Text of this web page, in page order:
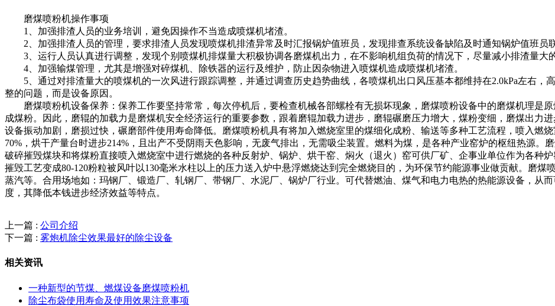
磨煤喷粉机操作事项
1、加强排渣人员的业务培训，避免因操作不当造成喷煤机堵渣。
2、加强排渣人员的管理，要求排渣人员发现喷煤机排渣异常及时汇报锅炉值班员，发现排查系统设备缺陷及时通知锅炉值班员
3、运行人员认真进行调整，发现个别喷煤机排煤量大积极协调各磨煤机出力，在不影响机组负荷的情况下，尽量减小排渣量大的
4、加强输煤管理，尤其是增强对碎煤机、除铁器的运行及维护，防止因杂物进入喷煤机造成喷煤机堵渣。
5、通过对排渣量大的喷煤机的一次风进行跟踪调整，并通过调查历史趋势曲线，各喷煤机出口风压基本都维持在2.0kPa左右，
整的问题，而是设备原因。
磨煤喷粉机设备保养：保养工作要坚持常常，每次停机后，要检查机械各部螺栓有无损坏现象，磨煤喷粉设备中的磨煤机理是原
成煤粉。因此，磨辊的加载力是磨煤机安全经济运行的重要参数，跟着磨辊加载力进步，磨辊碾磨压力增大，煤粉变细，磨煤出力
设备振动加剧，磨损过快，碾磨部件使用寿命降低。磨煤喷粉机具有将加入燃烧室里的煤细化成粉、输送等多种工艺流程，喷入燃
70%，烘干产量台时进步214%，且出产不受阴雨天色影响，无废气排出，无需吸尘装置。燃料为煤，是各种产业窑炉的枢纽热源。
破碎摧毁煤块和将煤粉直接喷入燃烧室中进行燃烧的各种反射炉、锅炉、烘干窑、焖火（退火）窑可供厂矿、企事业单位作为各种
摧毁工艺变成80-120粉粒被风叶以130毫米水柱以上的压力送入炉中悬浮燃烧达到完全燃烧目的，为环保节约能源事业做贡献。磨煤
蒸汽等。合用场地如：玛钢厂、锻造厂、轧钢厂、带钢厂、水泥厂、锅炉厂行业。可代替燃油、煤气和电力电热的热能源设备，从
度，其降低本钱进步经济效益等特点。
上一篇 : 公司介绍
下一篇 : 雾炮机除尘效果最好的除尘设备
相关资讯
一种新型的节煤、燃煤设备磨煤喷粉机
除尘布袋使用寿命及使用效果注意事项